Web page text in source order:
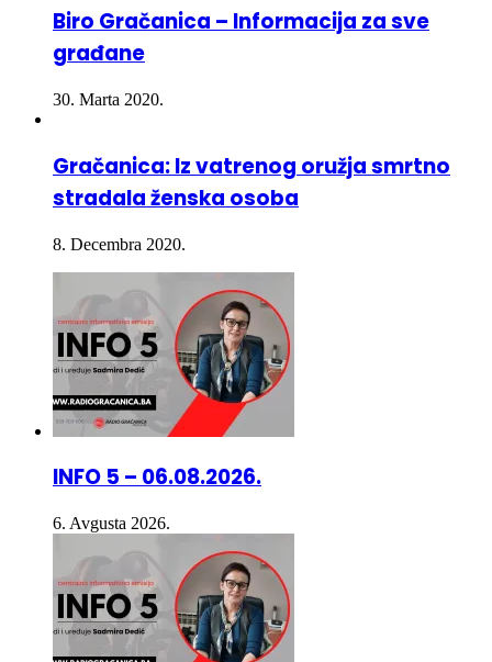
građane
30. Marta 2020.
stradala ženska osoba
8. Decembra 2020.
INFO 5 – 06.08.2026.
6. Avgusta 2026.